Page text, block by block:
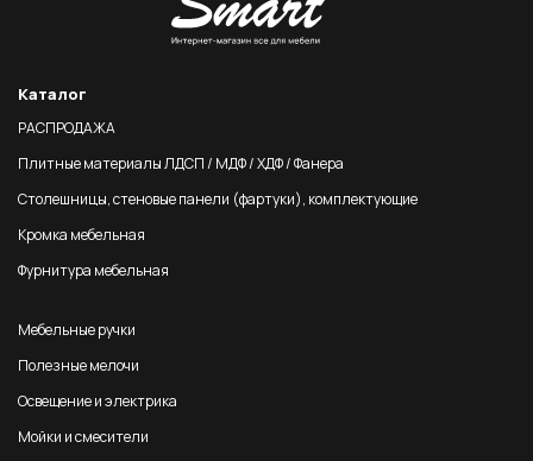
Каталог
РАСПРОДАЖА
Плитные материалы ЛДСП / МДФ / ХДФ / Фанера
Столешницы, стеновые панели (фартуки), комплектующие
Кромка мебельная
Фурнитура мебельная
Мебельные ручки
Полезные мелочи
Освещение и электрика
Мойки и смесители